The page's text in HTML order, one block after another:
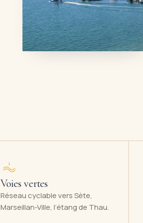
Voies vertes
Réseau cyclable vers Sète,
Marseillan-Ville, l’étang de Thau.